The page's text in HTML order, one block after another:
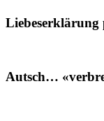
Autsch…